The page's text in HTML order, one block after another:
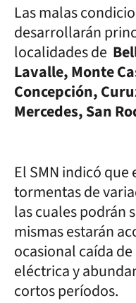
Las malas
desarrollarán
localidades de
Lavalle, Monte
Concepción,
Mercedes, San
El SMN indicó
tormentas de
las cuales podrán
mismas estarán
ocasional caída
eléctrica y
cortos períodos.